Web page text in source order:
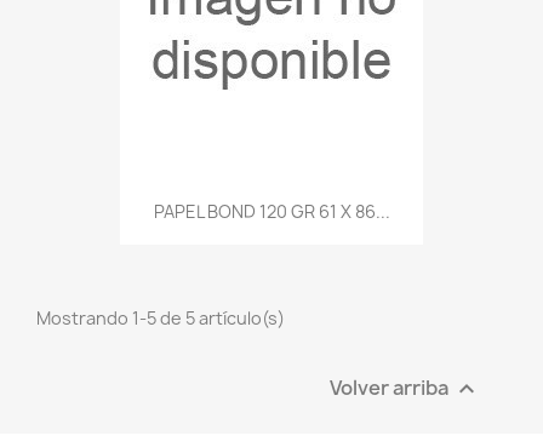
PAPEL BOND 120 GR 61 X 86...
Mostrando 1-5 de 5 artículo(s)
Volver arriba 